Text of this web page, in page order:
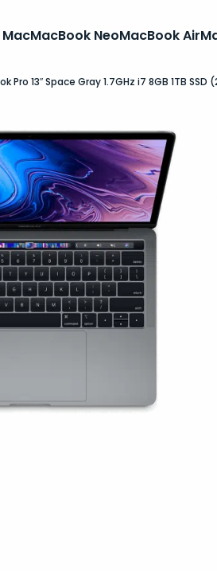
MacMacBook NeoMacBook Air
Pro 13″ Space Gray 1.7GHz i7 8GB 1TB SSD